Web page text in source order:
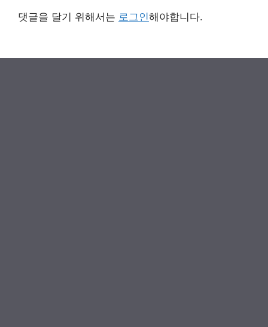
댓글을 달기 위해서는 로그인해야합니다.